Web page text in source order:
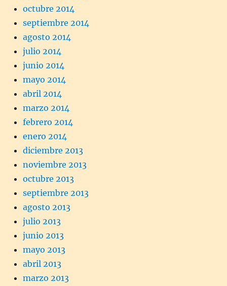
octubre 2014
septiembre 2014
agosto 2014
julio 2014
junio 2014
mayo 2014
abril 2014
marzo 2014
febrero 2014
enero 2014
diciembre 2013
noviembre 2013
octubre 2013
septiembre 2013
agosto 2013
julio 2013
junio 2013
mayo 2013
abril 2013
marzo 2013